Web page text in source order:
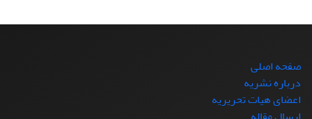
صفحه اصلی
درباره نشریه
اعضای هیات تحریریه